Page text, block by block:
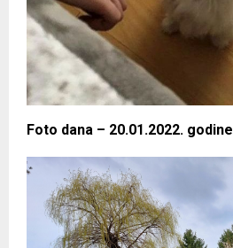
Foto dana – 20.01.2022. godine